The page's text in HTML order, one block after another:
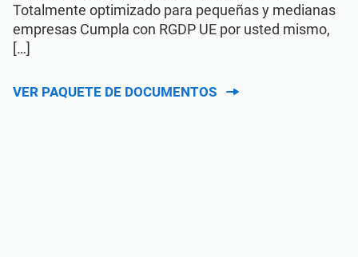
Totalmente optimizado para pequeñas y medianas
empresas Cumpla con RGDP UE por usted mismo,
[…]
VER PAQUETE DE DOCUMENTOS